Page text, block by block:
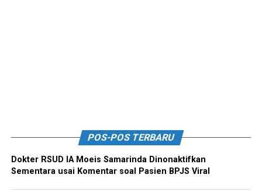
POS-POS TERBARU
Dokter RSUD IA Moeis Samarinda Dinonaktifkan
Sementara usai Komentar soal Pasien BPJS Viral